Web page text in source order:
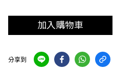
加入購物車
分享到